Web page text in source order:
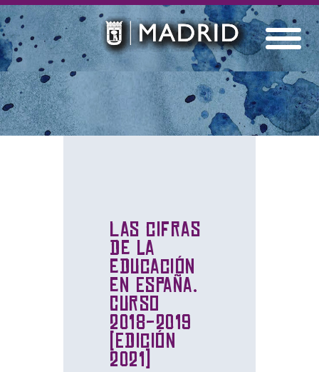
Las cifras
de la
educación
en España.
Curso
2018-2019
(Edición
2021)